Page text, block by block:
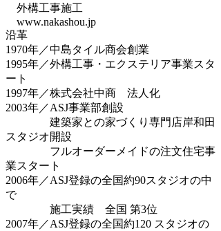
外構工事施工
www.nakashou.jp
沿革
1970年／中島タイル商会創業
1995年／外構工事・エクステリア事業スタ
ート
1997年／株式会社中商 法人化
2003年／ASJ事業部創設
建築家との家づくり専門店岸和田
スタジオ開設
フルオーダーメイドの注文住宅事
業スタート
2006年／ASJ登録の全国約90スタジオの中
で
施工実績 全国 第3位
2007年／ASJ登録の全国約120 スタジオの